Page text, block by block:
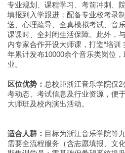
专业规划、课程学习、考前冲刺、
填报到入学跟进；配备专业校考录
送、心理疏导、全真模拟考试、音
课课时、全封闭生活保障。此外，
内专家合作开设大师课，打造“培训
年累计发布10000余个音乐类岗位
业。
区位优势： 总校距浙江音乐学院仅
考动态、考试信息及行业资源，便
大师班及校内演出活动。
适合人群： 目标为浙江音乐学院等
需要全流程服务（含志愿填报、文